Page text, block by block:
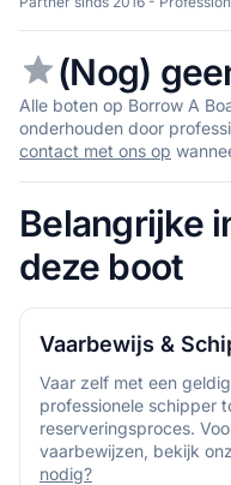
(Nog)
Alle boten op Borrow A
onderhouden door
contact met ons op
Belangrijke
deze boot
Vaarbewijs &
Vaar zelf met een
professionele schipper
reserveringsproces.
vaarbewijzen, bekijk
nodig?